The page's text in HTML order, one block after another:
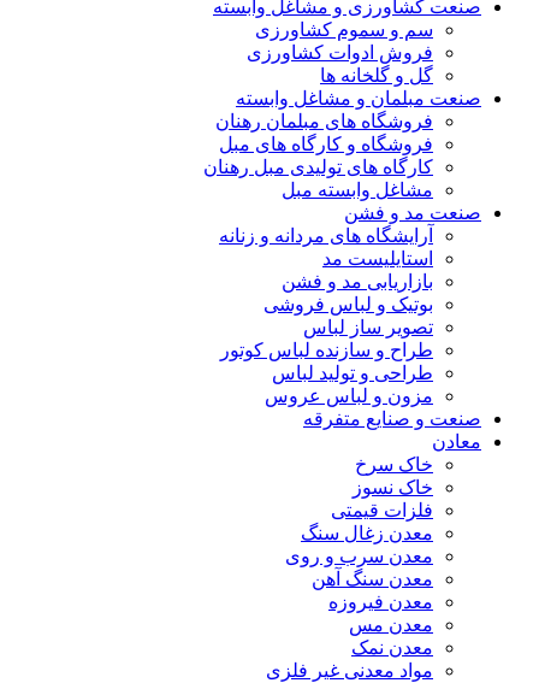
صنعت کشاورزی و مشاغل وابسته
سم و سموم کشاورزی
فروش ادوات کشاورزی
گل و گلخانه ها
صنعت مبلمان و مشاغل وابسته
فروشگاه های مبلمان رهنان
فروشگاه و کارگاه های مبل
کارگاه های تولیدی مبل رهنان
مشاغل وابسته مبل
صنعت مد و فشن
آرایشگاه های مردانه و زنانه
استایلیست مد
بازاریابی مد و فشن
بوتیک و لباس فروشی
تصویر ساز لباس
طراح و سازنده لباس کوتور
طراحی و تولید لباس
مزون و لباس عروس
صنعت و صنایع متفرقه
معادن
خاک سرخ
خاک نسوز
فلزات قیمتی
معدن زغال سنگ
معدن سرب و روی
معدن سنگ آهن
معدن فیروزه
معدن مس
معدن نمک
مواد معدنی غیر فلزی